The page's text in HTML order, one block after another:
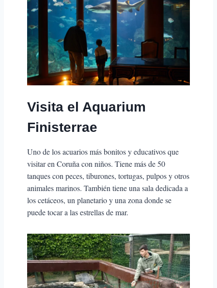
Visita el Aquarium
Finisterrae
Uno de los acuarios más bonitos y educativos que
visitar en Coruña con niños. Tiene más de 50
tanques con peces, tiburones, tortugas, pulpos y otros
animales marinos. También tiene una sala dedicada a
los cetáceos, un planetario y una zona donde se
puede tocar a las estrellas de mar.